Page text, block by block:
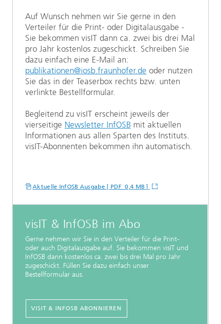
Auf Wunsch nehmen wir Sie gerne in den
Verteiler für die Print- oder Digitalausgabe -
Sie bekommen visIT dann ca. zwei bis drei Mal
pro Jahr kostenlos zugeschickt. Schreiben Sie
dazu einfach eine E-Mail an:
publikationen@iosb.fraunhofer.de oder nutzen
Sie das in der Teaserbox rechts bzw. unten
verlinkte Bestellformular.
Begleitend zu visIT erscheint jeweils der
vierseitige Newsletter InfOSB mit aktuellen
Informationen aus allen Sparten des Instituts.
visIT-Abonnenten bekommen ihn automatisch.
Aktuelle InfOSB Ausgabe [ PDF 0,4 MB ]
visIT & InfOSB im Abo
Gerne nehmen wir Sie in den Verteiler für die Print-
oder auch Digitalausgabe auf. Sie bekommen visIT und
InfOSB dann kostenlos ca. zwei bis drei Mal pro Jahr
zugeschickt. Füllen Sie dazu einfach unser
Bestellformular aus.
VISIT & INFOSB ABONNIEREN